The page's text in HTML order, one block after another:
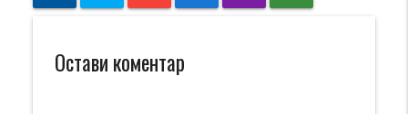
Остави коментар